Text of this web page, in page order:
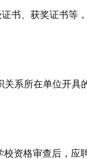
书、获奖证书等，
系所在单位开具
资格审查后，应